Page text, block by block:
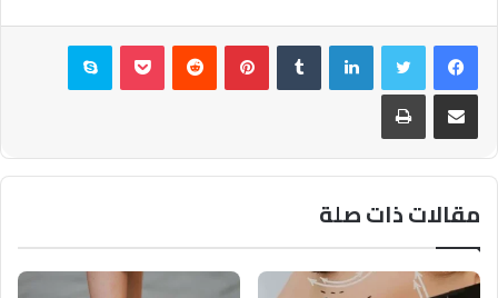
فيسبوكتويتر لينكدإن بينتيريست بوكيت سكايب
مشاركة عبر البريد طباعة
مقالات ذات صلة